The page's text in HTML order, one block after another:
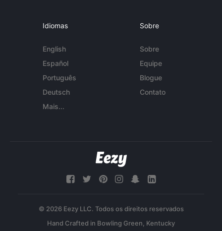
Idiomas
English
Español
Português
Deutsch
Mais...
Sobre
Sobre
Equipe
Blogue
Contato
© 2026 Eezy LLC. Todos os direitos reservados